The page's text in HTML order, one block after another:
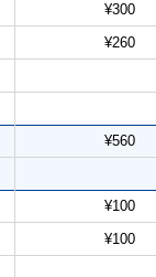
¥300
¥260
¥560
¥100
¥100